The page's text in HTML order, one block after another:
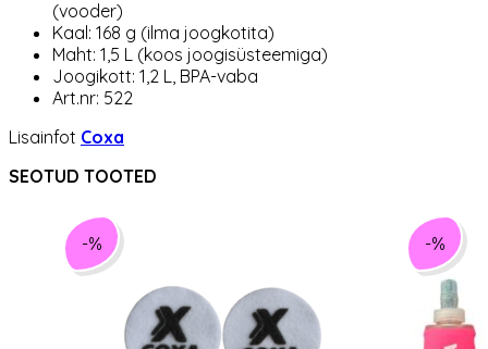
(vooder)
Kaal: 168 g (ilma joogkotita)
Maht: 1,5 L (koos joogisüsteemiga)
Joogikott: 1,2 L, BPA-vaba
Art.nr: 522
Lisainfot Coxa
SEOTUD TOOTED
-% -%